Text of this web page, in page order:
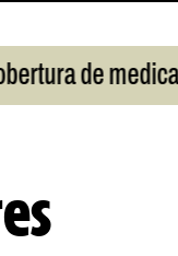
de medicamentos